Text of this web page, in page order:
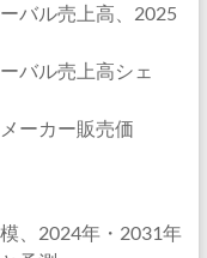
バル売上高、2025
バル売上高シェ
ーカー販売価
、2024年・2031年